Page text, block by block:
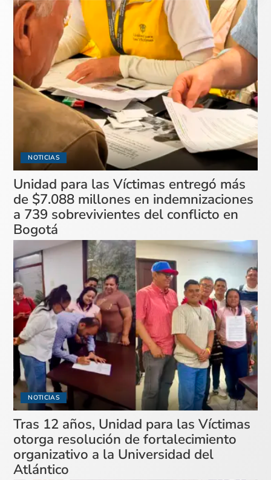
NOTICIAS
Unidad para las Víctimas entregó más
de $7.088 millones en indemnizaciones
a 739 sobrevivientes del conflicto en
Bogotá
NOTICIAS
Tras 12 años, Unidad para las Víctimas
otorga resolución de fortalecimiento
organizativo a la Universidad del
Atlántico